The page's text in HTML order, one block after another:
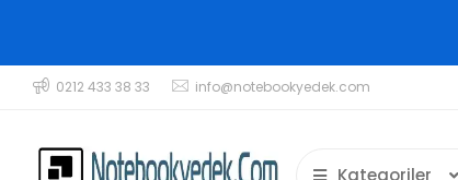
0212 433 38 33 info@notebookyedek.com
Kategoriler